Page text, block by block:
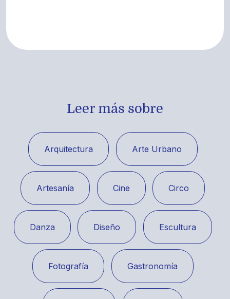
Leer más sobre
Arquitectura Arte Urbano
Artesanía Cine Circo
Danza Diseño Escultura
Fotografía Gastronomía